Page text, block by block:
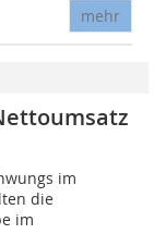
mehr
im
die
im